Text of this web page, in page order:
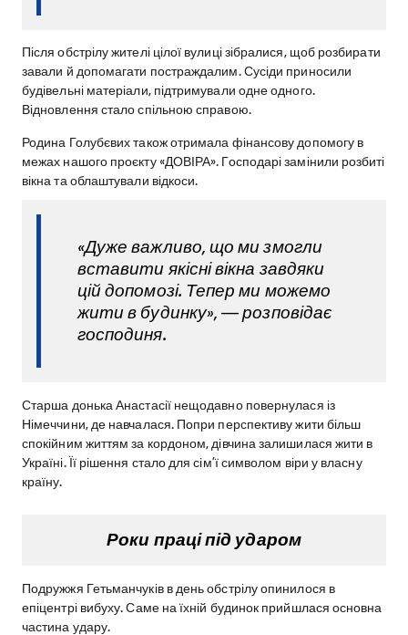
Після обстрілу жителі цілої вулиці зібралися, щоб розбирати
завали й допомагати постраждалим. Сусіди приносили
будівельні матеріали, підтримували одне одного.
Відновлення стало спільною справою.
Родина Голубєвих також отримала фінансову допомогу в
межах нашого проєкту «ДОВІРА». Господарі замінили розбиті
вікна та облаштували відкоси.
«Дуже важливо, що ми змогли
вставити якісні вікна завдяки
цій допомозі. Тепер ми можемо
жити в будинку», — розповідає
господиня.
Старша донька Анастасії нещодавно повернулася із
Німеччини, де навчалася. Попри перспективу жити більш
спокійним життям за кордоном, дівчина залишилася жити в
Україні. Її рішення стало для сім’ї символом віри у власну
країну.
Роки праці під ударом
Подружжя Гетьманчуків в день обстрілу опинилося в
епіцентрі вибуху. Саме на їхній будинок прийшлася основна
частина удару.